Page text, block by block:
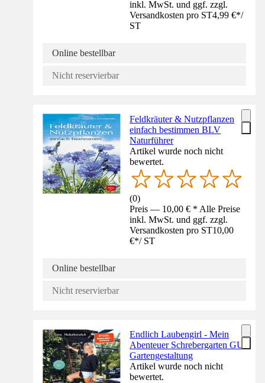
inkl. MwSt. und ggf. zzgl.
Versandkosten pro ST4,99 €*/
ST
Online bestellbar
Nicht reservierbar
Feldkräuter & Nutzpflanzen
einfach bestimmen BLV
Naturführer
Artikel wurde noch nicht
bewertet.
(0)
Preis — 10,00 € * Alle Preise
inkl. MwSt. und ggf. zzgl.
Versandkosten pro ST10,00
€*/ ST
Online bestellbar
Nicht reservierbar
Endlich Laubengirl - Mein
Abenteuer Schrebergarten GU
Gartengestaltung
Artikel wurde noch nicht
bewertet.